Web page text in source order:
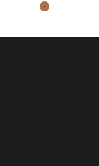
Brown